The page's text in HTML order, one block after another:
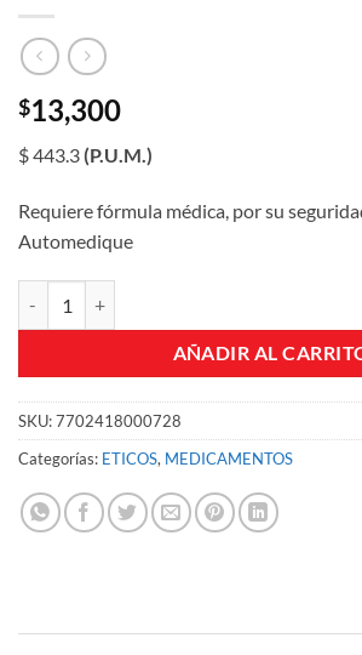
$13,300
$ 443.3(P.U.M.)
Requiere fórmula médica, por su
Automedique
AÑADIR AL
SKU:7702418000728
Categorías: ETICOS, MEDICAMENTOS